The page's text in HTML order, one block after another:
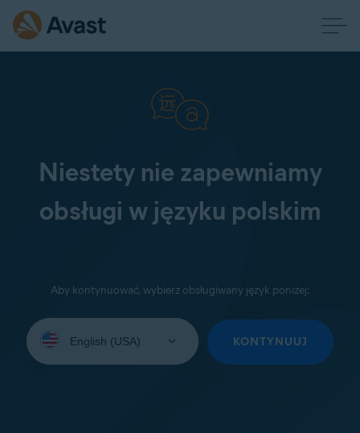
Niestety nie zapewniamy
obsługi w języku polskim
Aby kontynuować, wybierz obsługiwany język poniżej:
język:
KONTYNUUJ